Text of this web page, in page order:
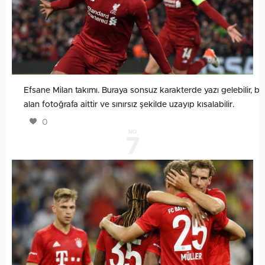
Efsane Milan takımı. Buraya sonsuz karakterde yazı gelebilir, bu
alan fotoğrafa aittir ve sınırsız şekilde uzayıp kısalabilir.
0
NO